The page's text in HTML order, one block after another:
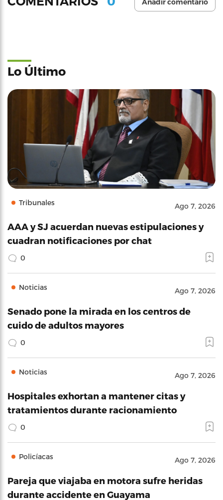
Añadir comentario
Lo Último
Tribunales Ago 7, 2026
AAA y SJ acuerdan nuevas estipulaciones y
cuadran notificaciones por chat
0
Noticias Ago 7, 2026
Senado pone la mirada en los centros de
cuido de adultos mayores
0
Noticias Ago 7, 2026
Hospitales exhortan a mantener citas y
tratamientos durante racionamiento
0
Policíacas Ago 7, 2026
Pareja que viajaba en motora sufre heridas
durante accidente en Guayama